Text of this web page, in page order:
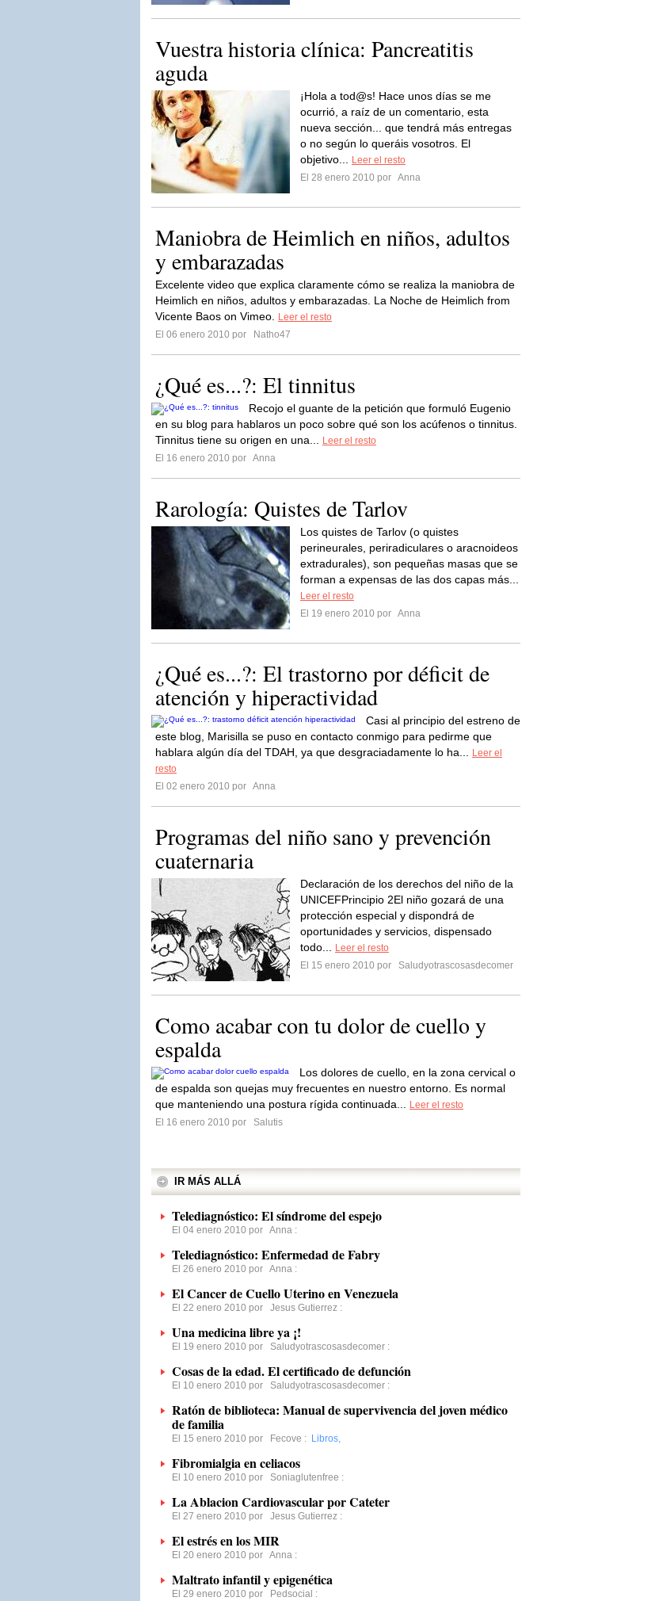
Vuestra historia clínica: Pancreatitis
aguda
¡Hola a tod@s! Hace unos días se me
ocurrió, a raíz de un comentario, esta
nueva sección... que tendrá más entregas
o no según lo queráis vosotros. El
objetivo...
Leer el resto
El 28 enero 2010 por Anna
Maniobra de Heimlich en niños, adultos
y embarazadas
Excelente video que explica claramente cómo se realiza la maniobra de
Heimlich en niños, adultos y embarazadas. La Noche de Heimlich from
Vicente Baos on Vimeo.
Leer el resto
El 06 enero 2010 por
Natho47
¿Qué es...?: El tinnitus
Recojo el guante de la petición que formuló Eugenio
en su blog para hablaros un poco sobre qué son los acúfenos o tinnitus.
Tinnitus tiene su origen en una...
Leer el resto
El 16 enero 2010 por Anna
Rarología: Quistes de Tarlov
Los quistes de Tarlov (o quistes
perineurales, periradiculares o aracnoideos
extradurales), son pequeñas masas que se
forman a expensas de las dos capas más...
Leer el resto
El 19 enero 2010 por Anna
¿Qué es...?: El trastorno por déficit de
atención y hiperactividad
Casi al principio del estreno de
este blog, Marisilla se puso en contacto conmigo para pedirme que
hablara algún día del TDAH, ya que desgraciadamente lo ha...
Leer el
resto
El 02 enero 2010 por Anna
Programas del niño sano y prevención
cuaternaria
Declaración de los derechos del niño de la
UNICEFPrincipio 2El niño gozará de una
protección especial y dispondrá de
oportunidades y servicios, dispensado
todo...
Leer el resto
El 15 enero 2010 por
Saludyotrascosasdecomer
Como acabar con tu dolor de cuello y
espalda
Los dolores de cuello, en la zona cervical o
de espalda son quejas muy frecuentes en nuestro entorno. Es normal
que manteniendo una postura rígida continuada...
Leer el resto
El 16 enero 2010 por
Salutis
IR MÁS ALLÁ
Telediagnóstico: El síndrome del espejo
El 04 enero 2010 por Anna :
Telediagnóstico: Enfermedad de Fabry
El 26 enero 2010 por Anna :
El Cancer de Cuello Uterino en Venezuela
El 22 enero 2010 por Jesus Gutierrez :
Una medicina libre ya ¡!
El 19 enero 2010 por Saludyotrascosasdecomer :
Cosas de la edad. El certificado de defunción
El 10 enero 2010 por Saludyotrascosasdecomer :
Ratón de biblioteca: Manual de supervivencia del joven médico
de familia
El 15 enero 2010 por Fecove : Libros,
Fibromialgia en celiacos
El 10 enero 2010 por Soniaglutenfree :
La Ablacion Cardiovascular por Cateter
El 27 enero 2010 por Jesus Gutierrez :
El estrés en los MIR
El 20 enero 2010 por Anna :
Maltrato infantil y epigenética
El 29 enero 2010 por Pedsocial :